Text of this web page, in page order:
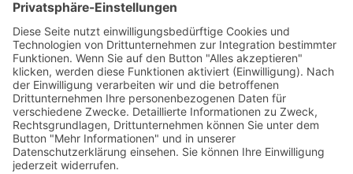
Podcasts, Themen und Informationen.
Entdecken Sie unser Forum für Medien, Bildung
und Demokratie - jederzeit und überall
verfügbar.
Mehr erfahren